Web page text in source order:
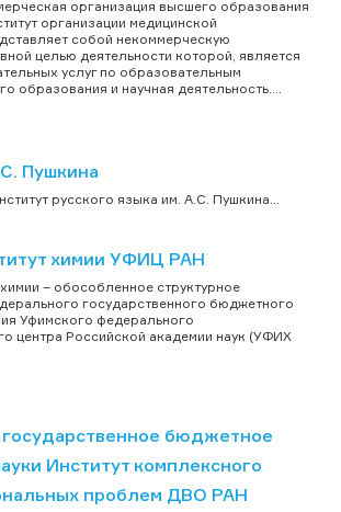
организация высшего образования
организации медицинской
собой некоммерческую
целью деятельности которой, является
услуг по образовательным
образования и научная деятельность....
Пушкина
русского языка им. А.С. Пушкина...
химии УФИЦ РАН
– обособленное структурное
государственного бюджетного
Уфимского федерального
центра Российской академии наук (УФИХ
бюджетное
Институт комплексного
проблем ДВО РАН